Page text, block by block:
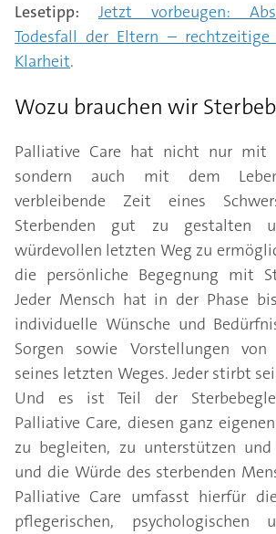
Lesetipp:
Jetzt vorbeugen:
Todesfall der Eltern –
Klarheit.
Wozu brauchen wir
Palliative Care hat nicht nur mit
sondern auch mit dem
verbleibende Zeit eines
Sterbenden gut zu gestalten
würdevollen letzten Weg zu
die persönliche Begegnung mit
Jeder Mensch hat in der Phase
individuelle Wünsche und
Sorgen sowie Vorstellungen
seines letzten Weges. Jeder stirbt
Und es ist Teil der
Palliative Care, diesen ganz
zu begleiten, zu unterstützen
und die Würde des sterbenden
Palliative Care umfasst hierfür
pflegerischen, psychologischen